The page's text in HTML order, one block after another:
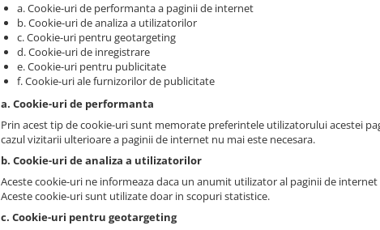
a. Cookie-uri de performanta a paginii de internet
b. Cookie-uri de analiza a utilizatorilor
c. Cookie-uri pentru geotargeting
d. Cookie-uri de inregistrare
e. Cookie-uri pentru publicitate
f. Cookie-uri ale furnizorilor de publicitate
a. Cookie-uri de performanta
Prin acest tip de cookie-uri sunt memorate preferintele utilizatorului acestei
cazul vizitarii ulterioare a paginii de internet nu mai este necesara.
b. Cookie-uri de analiza a utilizatorilor
Aceste cookie-uri ne informeaza daca un anumit utilizator al paginii de
Aceste cookie-uri sunt utilizate doar in scopuri statistice.
c. Cookie-uri pentru geotargeting